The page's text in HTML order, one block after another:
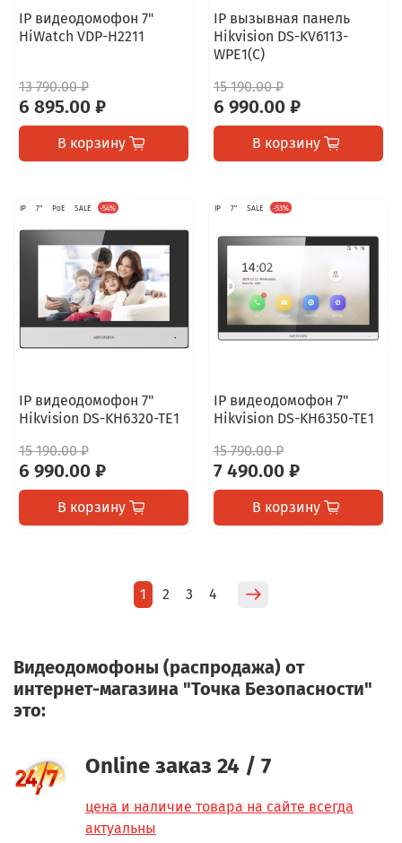
IP видеодомофон 7"
HiWatch VDP-H2211
13 790.00 ₽
6 895.00 ₽
В корзину
IP вызывная панель
Hikvision DS-KV6113-
WPE1(C)
15 190.00 ₽
6 990.00 ₽
В корзину
IP 7" PoE SALE -54%
IP видеодомофон 7"
Hikvision DS-KH6320-TE1
15 190.00 ₽
6 990.00 ₽
В корзину
IP 7" SALE -53%
IP видеодомофон 7"
Hikvision DS-KH6350-TE1
15 790.00 ₽
7 490.00 ₽
В корзину
1 2 3 4
Видеодомофоны (распродажа) от
интернет-магазина "Точка Безопасности"
это:
Online заказ 24 / 7
цена и наличие товара на сайте всегда
актуальны